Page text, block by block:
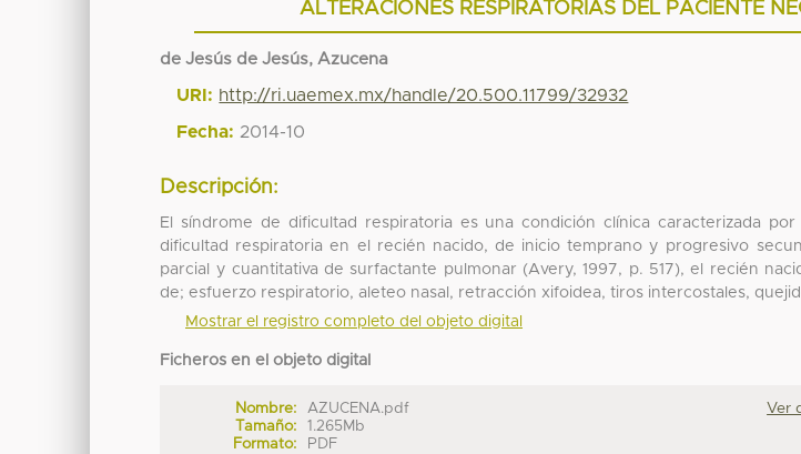
ALTERACIONES RESPIRATORIAS DEL PACIENTE
de Jesús de Jesús, Azucena
URI: http://ri.uaemex.mx/handle/20.500.11799/32932
Fecha: 2014-10
Descripción:
El síndrome de dificultad respiratoria es una condición clínica caracterizada
dificultad respiratoria en el recién nacido, de inicio temprano y progresivo
parcial y cuantitativa de surfactante pulmonar (Avery, 1997, p. 517), el recién
de; esfuerzo respiratorio, aleteo nasal, retracción xifoidea, tiros intercostales,
Mostrar el registro completo del objeto digital
Ficheros en el objeto digital
Nombre:
AZUCENA.pdf
Tamaño:
1.265Mb
Formato:
PDF
Ver